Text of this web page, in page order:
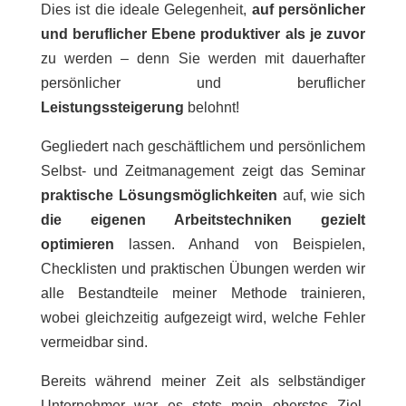
Dies ist die ideale Gelegenheit, auf persönlicher
und beruflicher Ebene produktiver als je zuvor
zu werden – denn Sie werden mit dauerhafter
persönlicher und beruflicher
Leistungssteigerung belohnt!
Gegliedert nach geschäftlichem und persönlichem
Selbst- und Zeitmanagement zeigt das Seminar
praktische Lösungsmöglichkeiten auf, wie sich
die eigenen Arbeitstechniken gezielt
optimieren lassen. Anhand von Beispielen,
Checklisten und praktischen Übungen werden wir
alle Bestandteile meiner Methode trainieren,
wobei gleichzeitig aufgezeigt wird, welche Fehler
vermeidbar sind.
Bereits während meiner Zeit als selbständiger